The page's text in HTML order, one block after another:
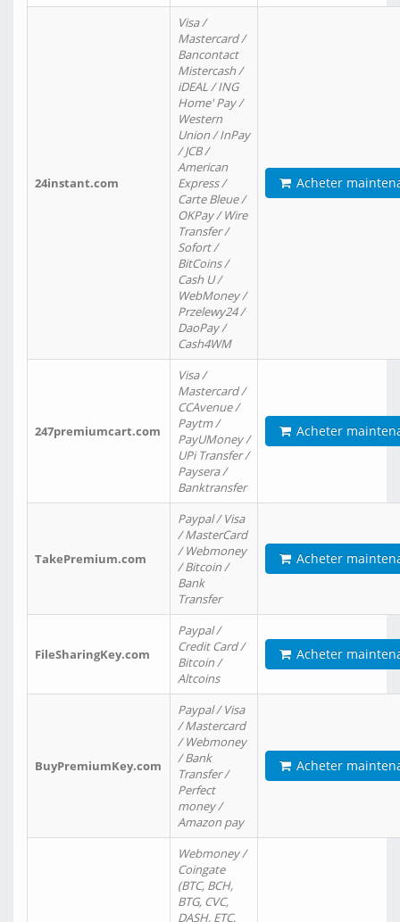
24instant.com
Visa /
Mastercard /
Bancontact
Mistercash /
iDEAL / ING
Home' Pay /
Western
Union / InPay
/ JCB /
American
Express /
Carte Bleue /
OKPay / Wire
Transfer /
Sofort /
BitCoins /
Cash U /
WebMoney /
Przelewy24 /
DaoPay /
Cash4WM
Acheter
247premiumcart.com
Visa /
Mastercard /
CCAvenue /
Paytm /
PayUMoney /
UPi Transfer /
Paysera /
Banktransfer
Acheter
TakePremium.com
Paypal / Visa
/ MasterCard
/ Webmoney
/ Bitcoin /
Bank
Transfer
Acheter
FileSharingKey.com
Paypal /
Credit Card /
Bitcoin /
Altcoins
Acheter
BuyPremiumKey.com
Paypal / Visa
/ Mastercard
/ Webmoney
/ Bank
Transfer /
Perfect
money /
Amazon pay
Acheter
Webmoney /
Coingate
(BTC, BCH,
BTG, CVC,
DASH, ETC,